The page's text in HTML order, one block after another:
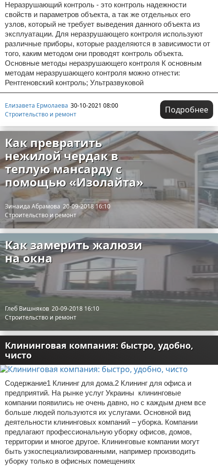
Неразрушающий контроль - это контроль надежности
свойств и параметров объекта, а так же отдельных его
узлов, который не требует выведения данного объекта из
эксплуатации. Для неразрушающего контроля используют
различные приборы, которые разделяются в зависимости от
того, каким методом они проводят контроль объекта.
Основные методы неразрушающего контроля К основным
методам неразрушающего контроля можно отнести:
Рентгеновский контроль; Ультразвуковой
Елизавета Ермолаева 30-10-2021 08:00
Строительство и ремонт
Подробнее
Как превратить
нежилой чердак в
теплую мансарду с
помощью «Изолайта»
Зинаида Абрамова 20-09-2018 16:10
Строительство и ремонт
Как замерить жалюзи
на окна
Глеб Вишняков 20-09-2018 16:10
Строительство и ремонт
Клининговая компания: быстро, удобно,
чисто
Содержание1 Клининг для дома.2 Клининг для офиса и
предприятий. На рынке услуг Украины клининговые
компании появились не очень давно, но с каждым днем все
больше людей пользуются их услугами. Основной вид
деятельности клининговых компаний – уборка. Компании
предлагают профессиональную уборку офисов, домов,
территории и многое другое. Клининговые компании могут
быть узкоспециализированными, например производить
уборку только в офисных помещениях